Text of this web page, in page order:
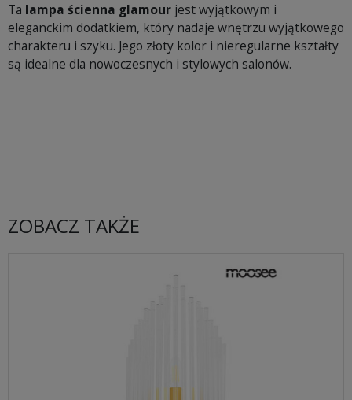
Ta lampa ścienna glamour jest wyjątkowym i
eleganckim dodatkiem, który nadaje wnętrzu wyjątkowego
charakteru i szyku. Jego złoty kolor i nieregularne kształty
są idealne dla nowoczesnych i stylowych salonów.
ZOBACZ TAKŻE